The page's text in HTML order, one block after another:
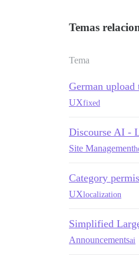
Temas
Tema
German
UXfixed
Discourse AI -
Site Management
Category
UXlocalization
Simplified
Announcementsai